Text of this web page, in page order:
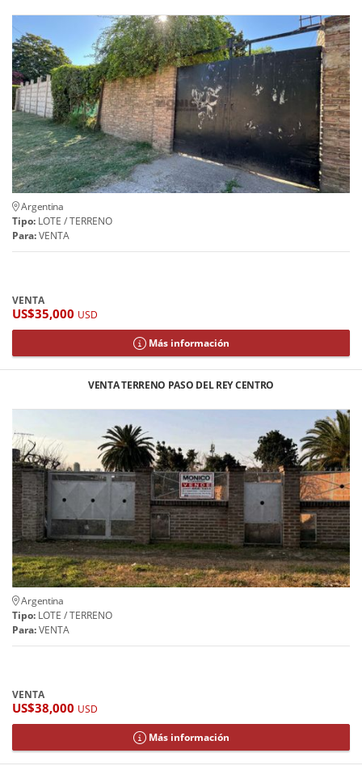
Argentina
Tipo: LOTE / TERRENO
Para:VENTA
VENTA
US$35,000 USD
Más información
VENTA TERRENO PASO DEL REY CENTRO
Argentina
Tipo: LOTE / TERRENO
Para:VENTA
VENTA
US$38,000 USD
Más información